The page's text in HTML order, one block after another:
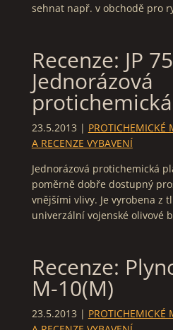
sehnat např. v
Recenze: JP
Jednorázová
23.5.2013 | PROTICHEMICKÉ
A RECENZE VYBAVENÍ
Jednorázová protichemická
poměrně dobře dostupný
vnějšími vlivy. Je vyrobena z
univerzální
Recenze:
M-10(M)
23.5.2013 | PROTICHEMICKÉ